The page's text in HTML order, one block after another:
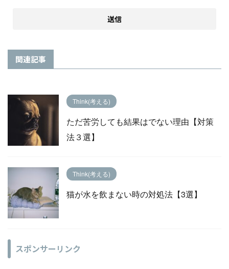
関連記事
Think(考える)
ただ苦労しても結果はでない理由【対策
法３選】
Think(考える)
猫が水を飲まない時の対処法【3選】
スポンサーリンク